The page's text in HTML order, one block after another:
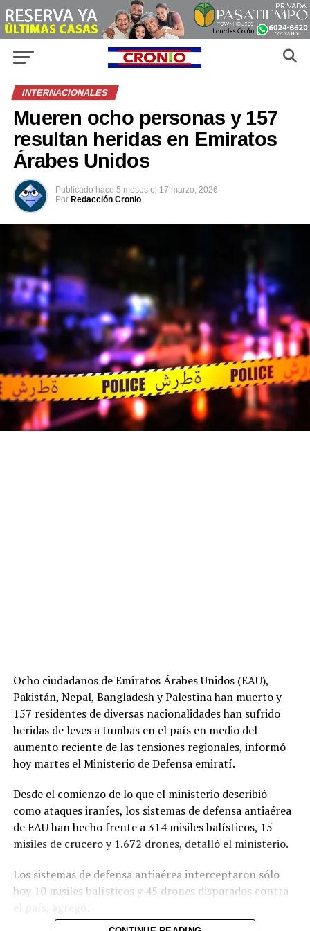
INTERNACIONALES
Mueren ocho personas y 157
resultan heridas en Emiratos
Árabes Unidos
Publicado hace 5 meses el 17 marzo, 2026
Por Redacción Cronio
Ocho ciudadanos de Emiratos Árabes Unidos (EAU),
Pakistán, Nepal, Bangladesh y Palestina han muerto y
157 residentes de diversas nacionalidades han sufrido
heridas de leves a tumbas en el país en medio del
aumento reciente de las tensiones regionales, informó
hoy martes el Ministerio de Defensa emiratí.
Desde el comienzo de lo que el ministerio describió
como ataques iraníes, los sistemas de defensa antiaérea
de EAU han hecho frente a 314 misiles balísticos, 15
misiles de crucero y 1.672 drones, detalló el ministerio.
Los sistemas de defensa antiaérea interceptaron sólo
hoy 10 misiles balísticos y 45 drones disparados contra